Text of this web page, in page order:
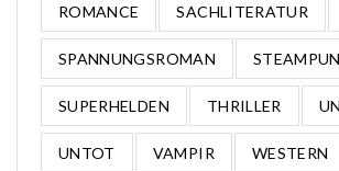
ROMANCE SACHLITERATUR
SPANNUNGSROMAN
SUPERHELDEN THRILLER
UNTOT VAMPIR WESTERN